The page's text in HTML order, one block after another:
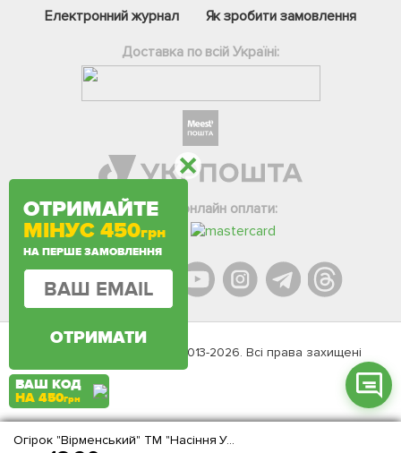
Огірок "Вірменський" ТМ "Насіння України" 0.5г
Електронний журнал
Як зробити замовлення
Доставка по всій Україні:
Варіанти онлайн оплати:
Agromarket.Copyright © 2013-2026. Всі права захищені
Фейсбук
Телеграм
Інстаграм
ОТРИМАЙТЕ
МІНУС 450грн
НА ПЕРШЕ ЗАМОВЛЕННЯ
ОТРИМАТИ
ВАШ КОД
НА 450грн